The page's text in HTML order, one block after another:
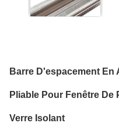
Barre D'espacement En
Pliable Pour Fenêtre
Verre Isolant